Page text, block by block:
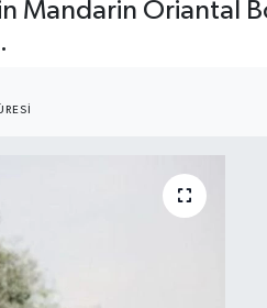
Mandarin Oriantal